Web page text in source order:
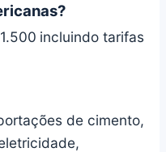
incluindo tarifas
de cimento,